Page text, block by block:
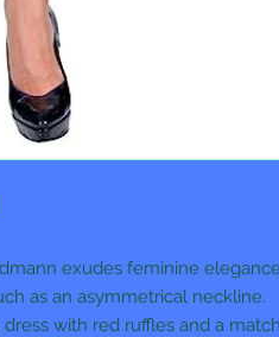
exudes feminine
as an asymmetrical neckline.
with red ruffles and a